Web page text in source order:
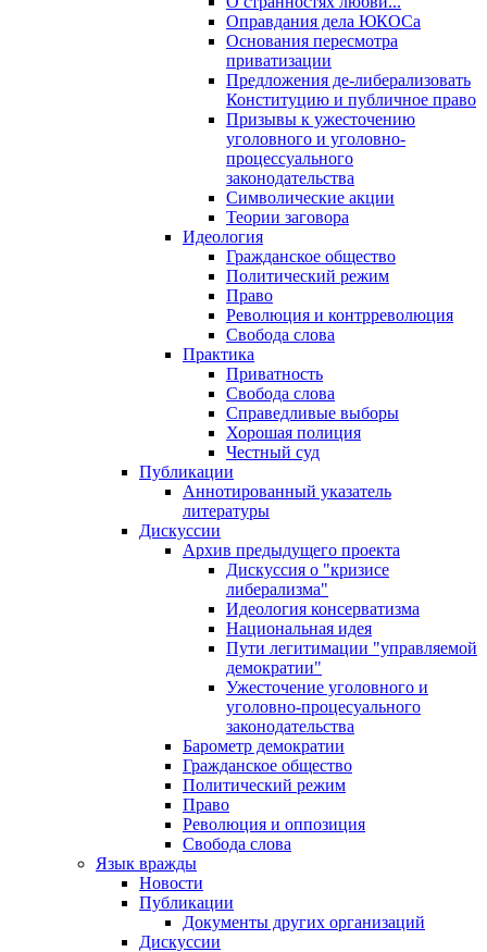
Оправдания дела ЮКОСа
Основания пересмотра
приватизации
Предложения де-либерализовать
Конституцию и публичное право
Призывы к ужесточению
уголовного и уголовно-
процессуального
законодательства
Символические акции
Теории заговора
Идеология
Гражданское общество
Политический режим
Право
Революция и контрреволюция
Свобода слова
Практика
Приватность
Свобода слова
Справедливые выборы
Хорошая полиция
Честный суд
Публикации
Аннотированный указатель
литературы
Дискуссии
Архив предыдущего проекта
Дискуссия о "кризисе
либерализма"
Идеология консерватизма
Национальная идея
Пути легитимации "управляемой
демократии"
Ужесточение уголовного и
уголовно-процесуального
законодательства
Барометр демократии
Гражданское общество
Политический режим
Право
Революция и оппозиция
Свобода слова
Язык вражды
Новости
Публикации
Документы других организаций
Дискуссии